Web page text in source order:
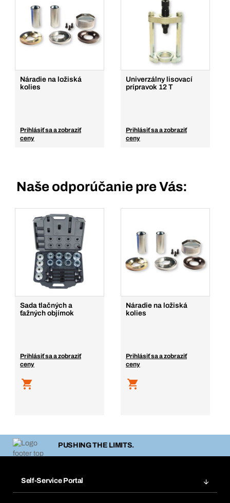
Náradie na ložiská
kolies
Prihlásiť sa a zobraziť
ceny
Univerzálny lisovací
prípravok 12 T
Prihlásiť sa a zobraziť
ceny
Naše odporúčanie pre Vás:
Sada tlačných a
ťažných objímok
Prihlásiť sa a zobraziť
ceny
Náradie na ložiská
kolies
Prihlásiť sa a zobraziť
ceny
PUSHING THE LIMITS.
Self-Service Portal